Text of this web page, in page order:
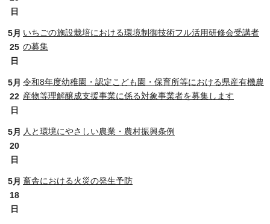
日
5月
25
日
いちごの施設栽培における環境制御技術フル活用研修会受講者
の募集
5月
22
日
令和8年度幼稚園・認定こども園・保育所等における県産有機農
産物等理解醸成支援事業に係る対象事業者を募集します
5月
20
日
人と環境にやさしい農業・農村振興条例
5月
18
日
畜舎における火災の発生予防